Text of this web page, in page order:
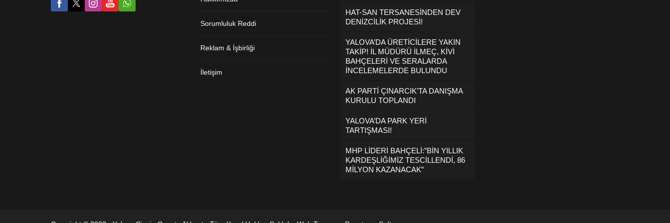
Sorumluluk Reddi
Reklam & İşbirliği
İletişim
HAT-SAN TERSANESİNDEN DEV
DENİZCİLİK PROJESİ!
YALOVA’DA ÜRETİCİLERE YAKIN
TAKİP! İL MÜDÜRÜ İLMEÇ, KİVİ
BAHÇELERİ VE SERALARDA
İNCELEMELERDE BULUNDU
AK PARTİ ÇINARCIK’TA DANIŞMA
KURULU TOPLANDI
YALOVA’DA PARK YERİ
TARTIŞMASI!
MHP LİDERİ BAHÇELİ:”BİN YILLIK
KARDEŞLİĞİMİZ TESCİLLENDİ, 86
MİLYON KAZANACAK”